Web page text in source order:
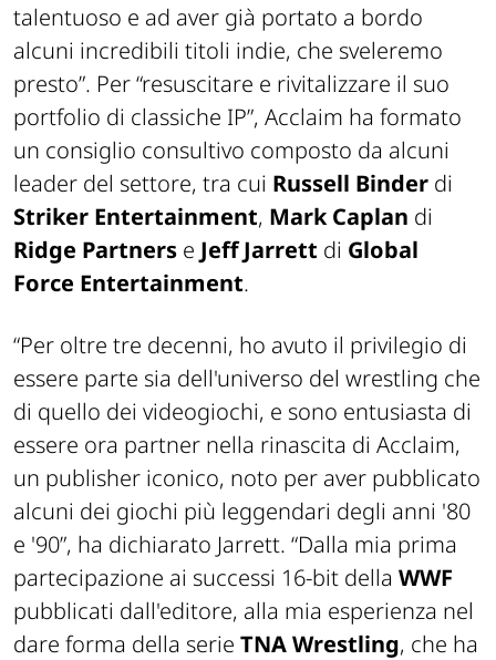
talentuoso e ad aver già portato a bordo
alcuni incredibili titoli indie, che sveleremo
presto”. Per “resuscitare e rivitalizzare il suo
portfolio di classiche IP”, Acclaim ha formato
un consiglio consultivo composto da alcuni
leader del settore, tra cui Russell Binder di
Striker Entertainment, Mark Caplan di
Ridge Partners e Jeff Jarrett di Global
Force Entertainment.
“Per oltre tre decenni, ho avuto il privilegio di
essere parte sia dell'universo del wrestling che
di quello dei videogiochi, e sono entusiasta di
essere ora partner nella rinascita di Acclaim,
un publisher iconico, noto per aver pubblicato
alcuni dei giochi più leggendari degli anni '80
e '90”, ha dichiarato Jarrett. “Dalla mia prima
partecipazione ai successi 16-bit della WWF
pubblicati dall'editore, alla mia esperienza nel
dare forma della serie TNA Wrestling, che ha